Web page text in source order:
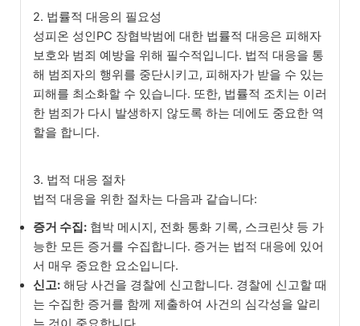
2. 법률적 대응의 필요성
성피온 성인PC 장협박범에 대한 법률적 대응은 피해자
보호와 범죄 예방을 위해 필수적입니다. 법적 대응을 통
해 범죄자의 행위를 중단시키고, 피해자가 받을 수 있는
피해를 최소화할 수 있습니다. 또한, 법률적 조치는 이러
한 범죄가 다시 발생하지 않도록 하는 데에도 중요한 역
할을 합니다.
3. 법적 대응 절차
법적 대응을 위한 절차는 다음과 같습니다:
증거 수집: 협박 메시지, 전화 통화 기록, 스크린샷 등 가
능한 모든 증거를 수집합니다. 증거는 법적 대응에 있어
서 매우 중요한 요소입니다.
신고: 해당 사건을 경찰에 신고합니다. 경찰에 신고할 때
는 수집한 증거를 함께 제출하여 사건의 심각성을 알리